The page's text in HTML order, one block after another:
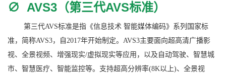
∅ AVS3（第三代AVS标准）
第三代AVS标准是指《信息技术 智能媒体编码》系列国家标
准，简称AVS3，自2017年开始制定。AVS3主要面向超高清广播影
视、全景视频、增强现实/虚拟现实等应用，以及自动驾驶、智慧城
市、智慧医疗、智能监控等。支持超高分辨率(8K以上)、全景视